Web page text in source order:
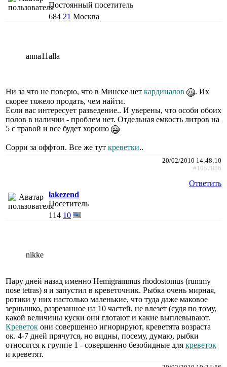
Постоянный посетитель
684 21 Москва
anna11alla
Ни за что не поверю, что в Минске нет кардиналов
. Их
скорее тяжело продать, чем найти.
Если вас интересует разведение.. И уверены, что особи обоих
полов в наличии - проблем нет. Отдельная емкость литров на
5 с травой и все будет хорошо
Сорри за оффтоп. Все же тут креветки..
20/02/2010 14:48:10
#1057886
Ответить
lakezend
Посетитель
114 10
nikke
Пару дней назад именно Hemigrammus rhodostomus (rummy
nose tetras) я и запустил в креветочник. Рыбка очень мирная,
ротики у них настолько маленькие, что туда даже маковое
зернышко, разрезанное на 10 частей, не влезет (судя по тому,
какой величины куски они глотают и какие выплевывают.
Креветок они совершенно игнорируют, креветята возраста
ок. 4-7 дней прячутся, но видны, посему, думаю, рыбки
относятся к группе 1 - совершенно безобидные для креветок
и креветят.